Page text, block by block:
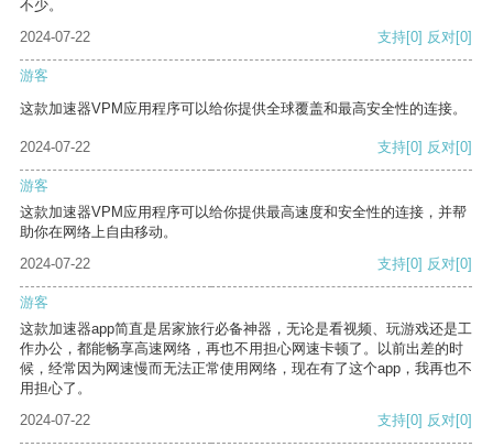
不少。
2024-07-22
支持[0] 反对[0]
游客
这款加速器VPM应用程序可以给你提供全球覆盖和最高安全性的连接。
2024-07-22 支持[0] 反对[0]
游客
这款加速器VPM应用程序可以给你提供最高速度和安全性的连接，并帮
助你在网络上自由移动。
2024-07-22
支持[0] 反对[0]
游客
这款加速器app简直是居家旅行必备神器，无论是看视频、玩游戏还是工
作办公，都能畅享高速网络，再也不用担心网速卡顿了。以前出差的时
候，经常因为网速慢而无法正常使用网络，现在有了这个app，我再也不
用担心了。
2024-07-22
支持[0] 反对[0]